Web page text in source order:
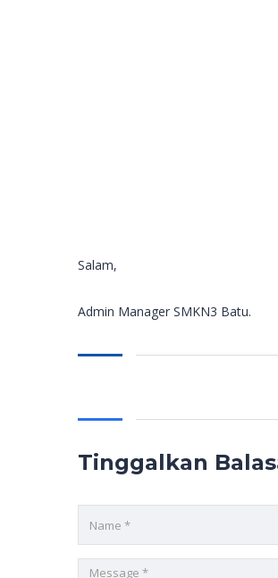
Salam,
Admin Manager SMKN3 Batu.
Tinggalkan